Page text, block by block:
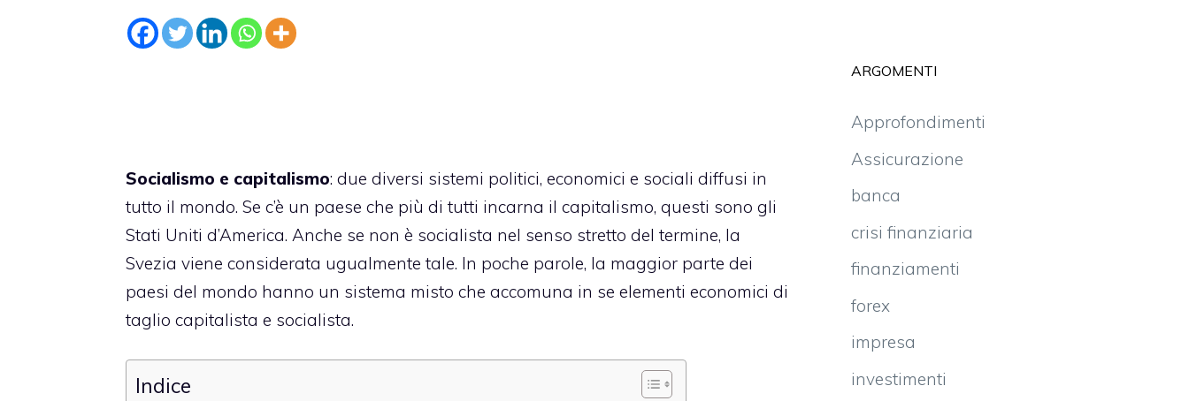
Socialismo e capitalismo: due diversi sistemi politici, economici e sociali diffusi in
tutto il mondo. Se c’è un paese che più di tutti incarna il capitalismo, questi sono gli
Stati Uniti d’America. Anche se non è socialista nel senso stretto del termine, la
Svezia viene considerata ugualmente tale. In poche parole, la maggior parte dei
paesi del mondo hanno un sistema misto che accomuna in se elementi economici di
taglio capitalista e socialista.
Indice
ARGOMENTI
Approfondimenti
Assicurazione
banca
crisi finanziaria
finanziamenti
forex
impresa
investimenti